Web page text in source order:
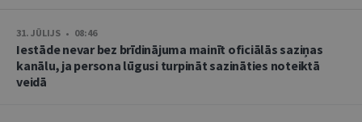
31. JŪLIJS • 08:46
Iestāde nevar bez brīdinājuma mainīt oficiālās saziņas
kanālu, ja persona lūgusi turpināt sazināties noteiktā
veidā